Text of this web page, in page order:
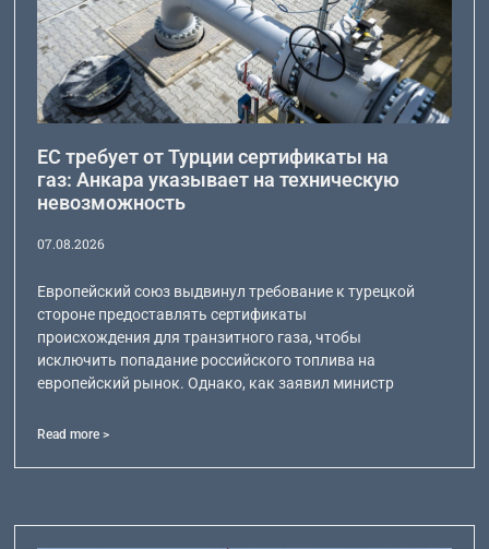
ЕС требует от Турции сертификаты на
газ: Анкара указывает на техническую
невозможность
07.08.2026
Европейский союз выдвинул требование к турецкой
стороне предоставлять сертификаты
происхождения для транзитного газа, чтобы
исключить попадание российского топлива на
европейский рынок. Однако, как заявил министр
Read more >